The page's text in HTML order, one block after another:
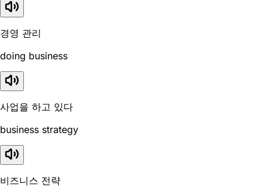
경영 관리
doing business
사업을 하고 있다
business strategy
비즈니스 전략